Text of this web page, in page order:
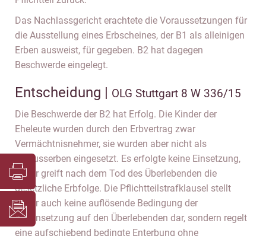
Das Nachlassgericht erachtete die Voraussetzungen für
die Ausstellung eines Erbscheines, der B1 als alleinigen
Erben ausweist, für gegeben. B2 hat dagegen
Beschwerde eingelegt.
Entscheidung | OLG Stuttgart 8 W 336/15
Die Beschwerde der B2 hat Erfolg. Die Kinder der
Eheleute wurden durch den Erbvertrag zwar
Vermächtnisnehmer, sie wurden aber nicht als
Schlusserben eingesetzt. Es erfolgte keine Einsetzung,
daher greift nach dem Tod des Überlebenden die
gesetzliche Erbfolge. Die Pflichtteilstrafklausel stellt
daher auch keine auflösende Bedingung der
Erbeinsetzung auf den Überlebenden dar, sondern regelt
eine aufschiebend bedingte Enterbung ohne